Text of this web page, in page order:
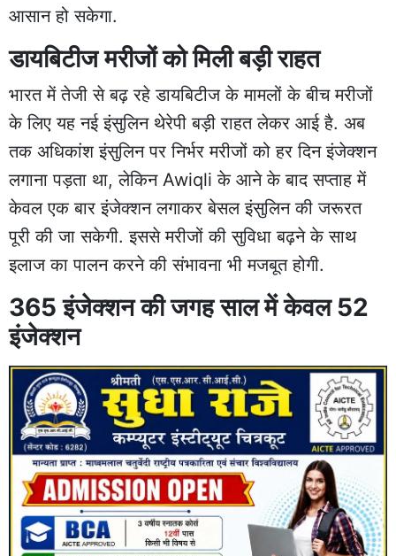
आसान हो सकेगा.
डायबिटीज मरीजों को मिली बड़ी राहत
भारत में तेजी से बढ़ रहे डायबिटीज के मामलों के बीच मरीजों
के लिए यह नई इंसुलिन थेरेपी बड़ी राहत लेकर आई है. अब
तक अधिकांश इंसुलिन पर निर्भर मरीजों को हर दिन इंजेक्शन
लगाना पड़ता था, लेकिन Awiqli के आने के बाद सप्ताह में
केवल एक बार इंजेक्शन लगाकर बेसल इंसुलिन की जरूरत
पूरी की जा सकेगी. इससे मरीजों की सुविधा बढ़ने के साथ
इलाज का पालन करने की संभावना भी मजबूत होगी.
365 इंजेक्शन की जगह साल में केवल 52
इंजेक्शन